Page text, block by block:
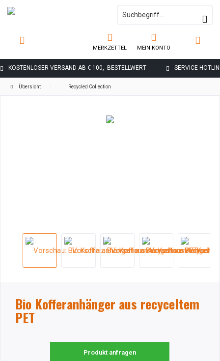
KOSTENLOSER VERSAND AB € 100,- BESTELLWERT SERVICE-
MERKZETTEL MEIN KONTO
Übersicht Recycled Collection
Bio Kofferanhänger aus recyceltem
PET
Produkt anfragen